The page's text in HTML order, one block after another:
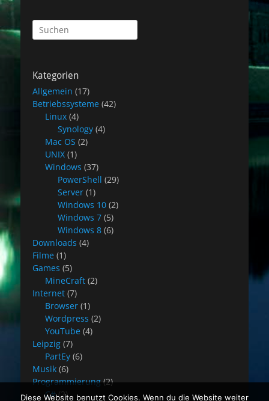
Suchen
nach:
Kategorien
Allgemein (17)
Betriebssysteme (42)
Linux (4)
Synology (4)
Mac OS (2)
UNIX (1)
Windows (37)
PowerShell (29)
Server (1)
Windows 10 (2)
Windows 7 (5)
Windows 8 (6)
Downloads (4)
Filme (1)
Games (5)
MineCraft (2)
Internet (7)
Browser (1)
Wordpress (2)
YouTube (4)
Leipzig (7)
PartEy (6)
Musik (6)
Programmierung (2)
C#(2)
Diese Website benutzt Cookies. Wenn du die Website weiter